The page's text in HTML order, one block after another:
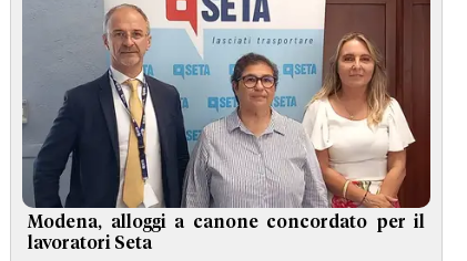
Modena, alloggi a canone concordato per il
lavoratori Seta